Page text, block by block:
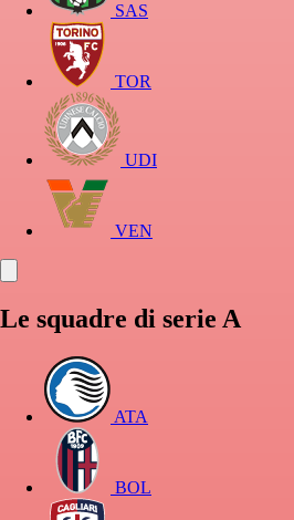
SAS
TOR
UDI
VEN
Le squadre di serie A
ATA
BOL